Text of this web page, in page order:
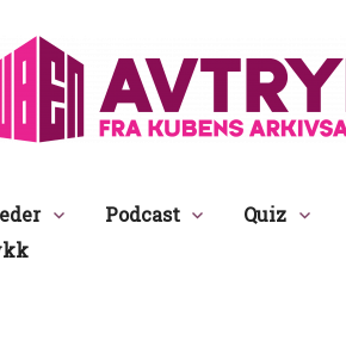
Podcast Quiz